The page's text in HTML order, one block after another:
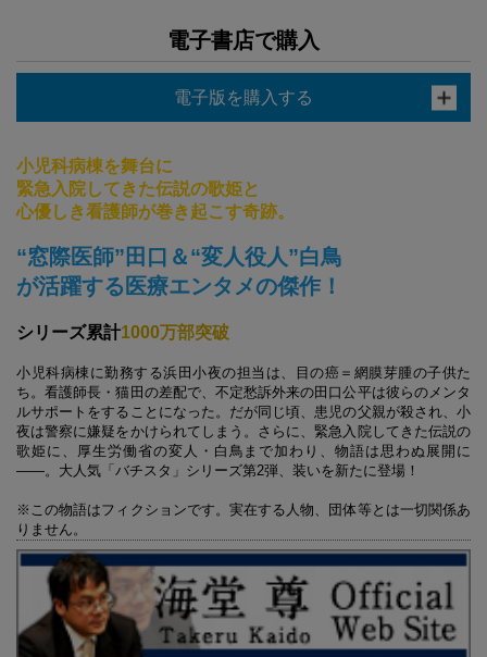
電子書店で購入
電子版を購入する
小児科病棟を舞台に
緊急入院してきた伝説の歌姫と
心優しき看護師が巻き起こす奇跡。
“窓際医師”田口＆“変人役人”白鳥
が活躍する医療エンタメの傑作！
シリーズ累計1000万部突破
小児科病棟に勤務する浜田小夜の担当は、目の癌＝網膜芽腫の子供た
ち。看護師長・猫田の差配で、不定愁訴外来の田口公平は彼らのメンタ
ルサポートをすることになった。だが同じ頃、患児の父親が殺され、小
夜は警察に嫌疑をかけられてしまう。さらに、緊急入院してきた伝説の
歌姫に、厚生労働省の変人・白鳥まで加わり、物語は思わぬ展開に
――。大人気「バチスタ」シリーズ第2弾、装いを新たに登場！
※この物語はフィクションです。実在する人物、団体等とは一切関係あ
りません。